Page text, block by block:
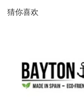
猜你喜欢